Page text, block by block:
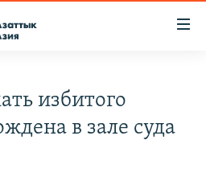
избитого
в зале суда